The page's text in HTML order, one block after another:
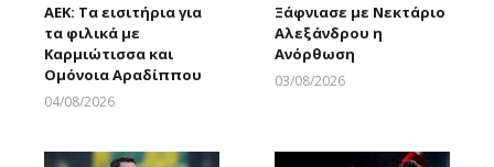
ΑΕΚ: Τα εισιτήρια για
τα φιλικά με
Καρμιώτισσα και
Ομόνοια Αραδίππου
04/08/2026
Ξάφνιασε με Νεκτάριο
Αλεξάνδρου η
Ανόρθωση
03/08/2026